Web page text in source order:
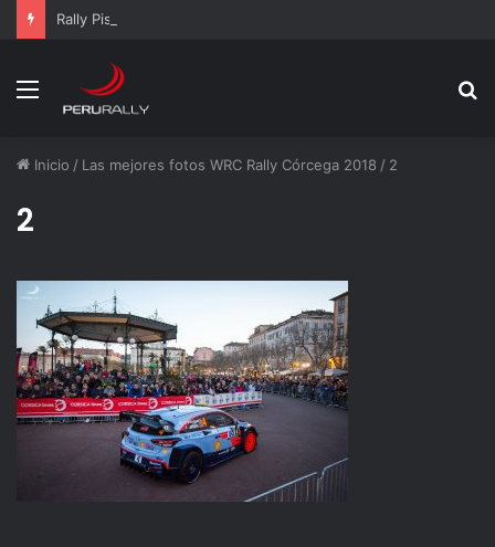
Rally Pisco 2026: todo listo para la gran final del RallyACP
Menú
Inicio / Las mejores fotos WRC Rally Córcega 2018 / 2
2